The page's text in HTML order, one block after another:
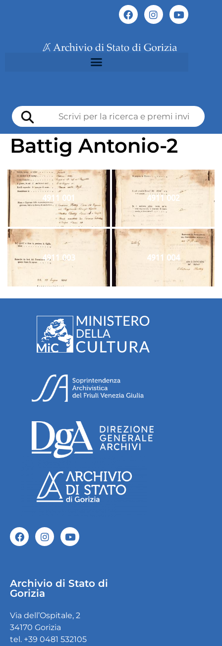
Battig Antonio-2
4911 001 4911 002
4911 003 4911 004
Archivio di Stato di
Gorizia
Via dell’Ospitale, 2
34170 Gorizia
tel. +39 0481 532105